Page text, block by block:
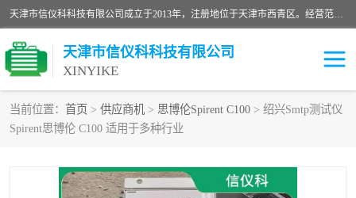
天津市信仪科科技有限公司成立于2013年，注册地位于天津市西青区。经营范围包括计算机软件、电子产品、仪器技术开发、技术转让、技术咨询、技术服务、网络工程、电子监控工程安装等；主要产品有：网络流量测试仪、Ixia XM2、XM12、XGS2、XGS12、400T、1600T、X16网络协议分析仪，Agilent N2X 等等各种型号，欢迎来电咨询。
天津市信仪科科技有限公司
XINYIKE
当前位置： 首页 > 供应商机 > 思博伦Spirent C100 > 绍兴Smtp测试仪
Spirent思博伦 C100 适用于多种行业
思博伦Spirent C50
思博伦Spirent C100 思博伦Spirent N4U